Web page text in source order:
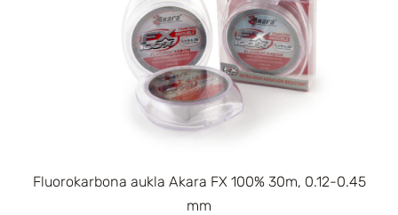
Fluorokarbona aukla Akara FX 100% 30m, 0.12-0.45
mm